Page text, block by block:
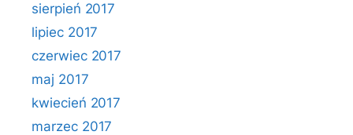
sierpień 2017
lipiec 2017
czerwiec 2017
maj 2017
kwiecień 2017
marzec 2017